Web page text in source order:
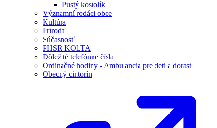
Pustý kostolík
Významní rodáci obce
Kultúra
Príroda
Súčasnosť
PHSR KOLTA
Dôležité telefónne čísla
Ordinačné hodiny - Ambulancia pre deti a dorast
Obecný cintorín